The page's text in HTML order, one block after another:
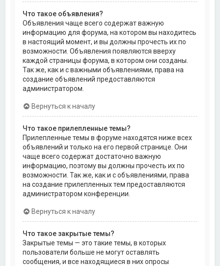
Что такое объявления?
Объявления чаще всего содержат важную
информацию для форума, на котором вы находитесь
в настоящий момент, и вы должны прочесть их по
возможности. Объявления появляются вверху
каждой страницы форума, в котором они созданы.
Так же, как и с важными объявлениями, права на
создание объявлений предоставляются
администратором.
Вернуться к началу
Что такое прилепленные темы?
Прилепленные темы в форуме находятся ниже всех
объявлений и только на его первой странице. Они
чаще всего содержат достаточно важную
информацию, поэтому вы должны прочесть их по
возможности. Так же, как и с объявлениями, права
на создание прилепленных тем предоставляются
администратором конференции.
Вернуться к началу
Что такое закрытые темы?
Закрытые темы — это такие темы, в которых
пользователи больше не могут оставлять
сообщения, и все находящиеся в них опросы